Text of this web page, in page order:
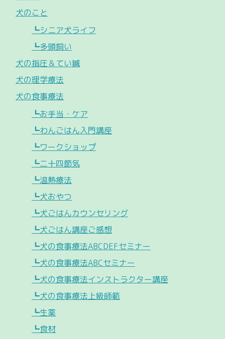
犬のこと
┗シニア犬ライフ
┗多頭飼い
犬の指圧＆てい鍼
犬の理学療法
犬の食事療法
┗お手当・ケア
┗わんごはん入門講座
┗ワークショップ
┗二十四節気
┗温熱療法
┗犬おやつ
┗犬ごはんカウンセリング
┗犬ごはん講座ご感想
┗犬の食事療法ABCDEFセミナー
┗犬の食事療法ABCセミナー
┗犬の食事療法インストラクター講座
┗犬の食事療法上級師範
┗生薬
┗食材